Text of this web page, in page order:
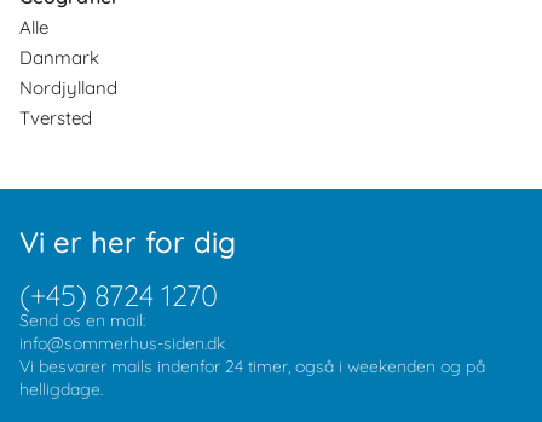
Alle
Danmark
Nordjylland
Tversted
Vi er her for dig
(+45) 8724 1270
Send os en mail:
info@sommerhus-siden.dk
Vi besvarer mails indenfor 24 timer, også i weekenden og på
helligdage.